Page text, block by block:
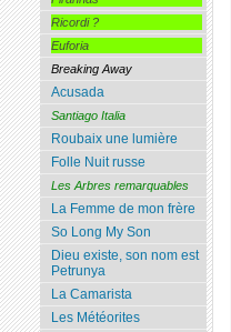
Ricordi ?
Euforia
Breaking Away
Acusada
Santiago Italia
Roubaix une lumière
Folle Nuit russe
Les Arbres remarquables
La Femme de mon frère
So Long My Son
Dieu existe, son nom est
Petrunya
La Camarista
Les Météorites